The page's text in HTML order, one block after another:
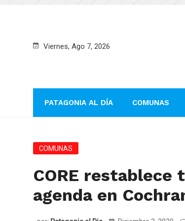
Viernes, Ago 7, 2026
PATAGONIA AL DÍA COMUNAS
COMUNAS
CORE restablece
agenda en